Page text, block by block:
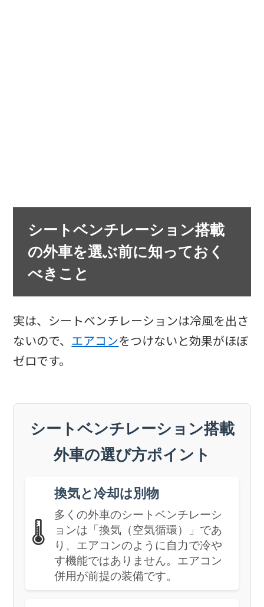
シートベンチレーション搭載
の外車を選ぶ前に知っておく
べきこと
実は、シートベンチレーションは冷風を出さ
ないので、 エアコンをつけないと効果がほぼ
ゼロです。
シートベンチレーション搭載
外車の選び方ポイント
🌡️
換気と冷却は別物
多くの外車のシートベンチレーシ
ョンは「換気（空気循環）」であ
り、エアコンのように自力で冷や
す機能ではありません。エアコン
併用が前提の装備です。